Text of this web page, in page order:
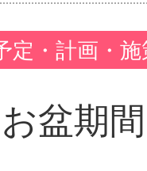
定・計画・
盆期